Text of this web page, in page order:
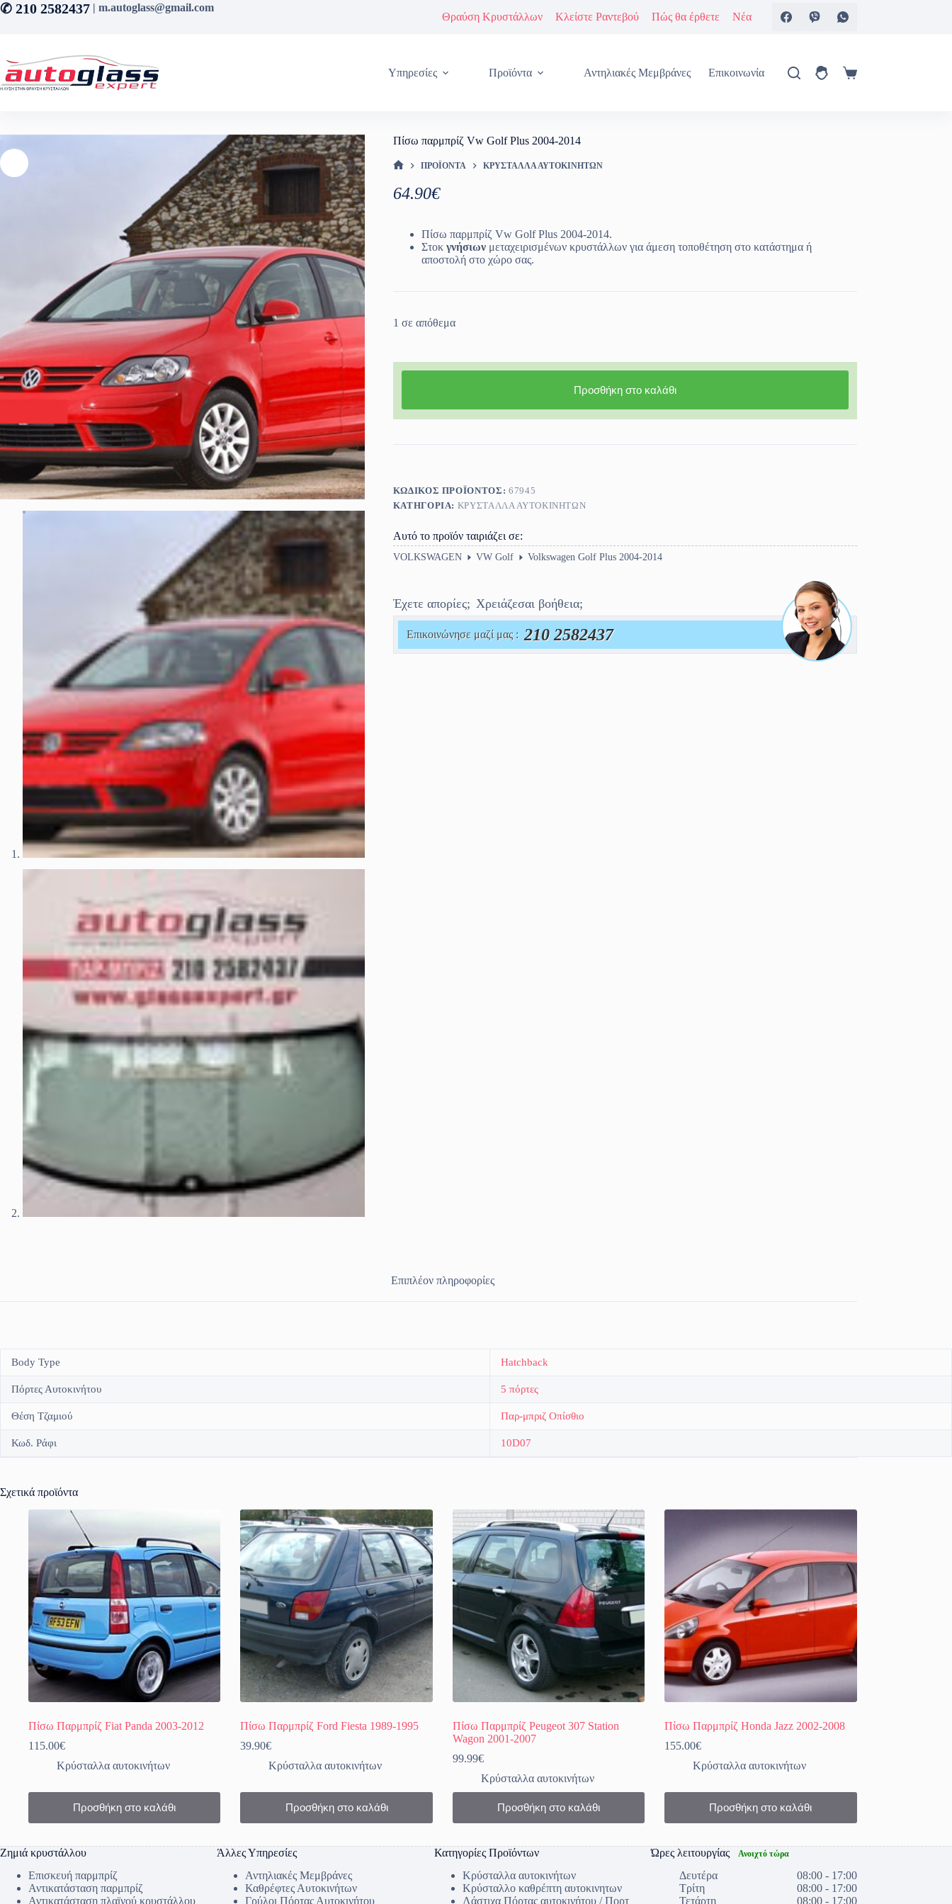
Μετάβαση
στο
✆ 210 2582437 | m.autoglass@gmail.com
Θραύση Κρυστάλλων Κλείστε Ραντεβού Πώς θα έρθετε Νέα
Υπηρεσίες Προϊόντα Αντηλιακές Μεμβράνες Επικοινωνία
Καλάθι
Πίσω παρμπρίζ Vw Golf Plus 2004-2014
ΠΡΟΪΌΝΤΑ ΚΡΎΣΤΑΛΛΑ ΑΥΤΟΚΙΝΉΤΩΝ
64.90€
Πίσω παρμπρίζ Vw Golf Plus 2004-2014.
Στοκ γνήσιωνμεταχειρισμένων κρυστάλλων για άμεση τοποθέτηση στο κατάστημα ή
αποστολή στο χώρο σας.
1 σε απόθεμα
Προσθήκη στο καλάθι
ΚΩΔΙΚΌΣ ΠΡΟΪΌΝΤΟΣ: 67945
ΚΑΤΗΓΟΡΊΑ: ΚΡΎΣΤΑΛΛΑ ΑΥΤΟΚΙΝΉΤΩΝ
Αυτό το προϊόν ταιριάζει σε:
VOLKSWAGEN VW Golf Volkswagen Golf Plus 2004-2014
Έχετε απορίες; Χρειάζεσαι βοήθεια;
Επικοινώνησε μαζί μας : 210 2582437
Επιπλέον πληροφορίες
Body Type Hatchback
Πόρτες Αυτοκινήτου 5 πόρτες
Θέση Τζαμιού Παρ-μπριζ Οπίσθιο
Κωδ. Ράφι 10D07
Σχετικά προϊόντα
Πίσω Παρμπρίζ Fiat Panda 2003-2012
115.00€
Κρύσταλλα αυτοκινήτων
Προσθήκη στο καλάθι
Πίσω Παρμπρίζ Ford Fiesta 1989-1995
39.90€
Κρύσταλλα αυτοκινήτων
Προσθήκη στο καλάθι
Πίσω Παρμπρίζ Peugeot 307 Station
Wagon 2001-2007
99.99€
Κρύσταλλα αυτοκινήτων
Προσθήκη στο καλάθι
Πίσω Παρμπρίζ Honda Jazz 2002-2008
155.00€
Κρύσταλλα αυτοκινήτων
Προσθήκη στο καλάθι
Ζημιά κρυστάλλου
Επισκευή παρμπρίζ
Αντικατάσταση παρμπρίζ
Αντικατάσταση πλαϊνού κρυστάλλου
Άλλες Υπηρεσίες
Αντηλιακές Μεμβράνες
Καθρέφτες Αυτοκινήτων
Γρύλοι Πόρτας Αυτοκινήτου
Κατηγορίες Προϊόντων
Κρύσταλλα αυτοκινήτων
Κρύσταλλο καθρέπτη αυτοκινητων
Λάστιχα Πόρτας αυτοκινήτου / Πορτ
Ώρες λειτουργίας Ανοιχτό τώρα
Δευτέρα
08:00 - 17:00
Τρίτη
08:00 - 17:00
Τετάρτη
08:00 - 17:00